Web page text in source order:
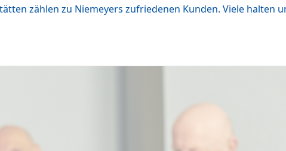
zählen zu Niemeyers zufriedenen Kunden. Viele halten